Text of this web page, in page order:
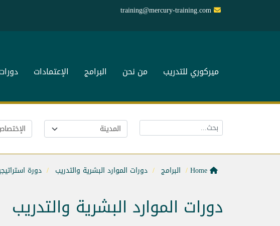
training@mercury-training.com
ميركوري للتدريب من نحن البرامج الإعتمادات
البرامج دورات الموارد البشرية والتدريب دورة
دورات الموارد البشرية والتدريب